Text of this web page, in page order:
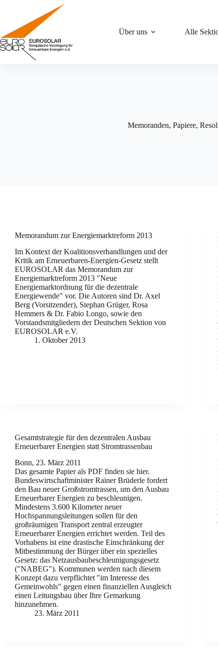
Über uns
Alle
Memoranden, Papiere,
Memorandum zur Energiemarktreform 2013
Im Kontext der Koalitionsverhandlungen und der
Kritik am Erneuerbaren-Energien-Gesetz stellt
EUROSOLAR das Memorandum zur
Energiemarktreform 2013 "Neue
Energiemarktordnung für die dezentrale
Energiewende" vor. Die Autoren sind Dr. Axel
Berg (Vorsitzender), Stephan Grüger, Rosa
Hemmers & Dr. Fabio Longo, sowie den
Vorstandsmitgliedern der Deutschen Sektion von
EUROSOLAR e.V.
1. Oktober 2013
Gesamtstrategie für den dezentralen Ausbau
Erneuerbarer Energien statt Stromtrassenbau
Bonn, 23. März 2011
Das gesamte Papier als PDF finden sie hier.
Bundeswirtschaftminister Rainer Brüderle fordert
den Bau neuer Großstromtrassen, um den Ausbau
Erneuerbarer Energien zu beschleunigen.
Mindestens 3.600 Kilometer neuer
Hochspannungsleitungen sollen für den
großräumigen Transport zentral erzeugter
Erneuerbarer Energien errichtet werden. Teil des
Vorhabens ist eine drastische Einschränkung der
Mitbestimmung der Bürger über ein spezielles
Gesetz: das Netzausbaubeschleunigungsgesetz
("NABEG"). Kommunen werden nach diesem
Konzept dazu verpflichtet "im Interesse des
Gemeinwohls" gegen einen finanziellen Ausgleich
einen Leitungsbau über Ihre Gemarkung
hinzunehmen.
23. März 2011